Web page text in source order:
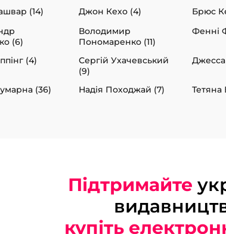
(14) Джон Кехо (4) Брюс
(6)
Володимир
Пономаренко (11)
Фенні
(4)
Сергій Ухачевський
(9)
Джесса
(36) Надія Походжай (7) Тетяна
Підтримайте
купіть